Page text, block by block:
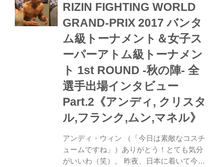
右ローがヒット、そして払い腰でテイクダ
ウン。サイドポジションからストークスの
顔面にヒザ蹴り、パウンドを落とし、腕十
字の体勢に入ったところで1Rが終了。
2R、ロ...
RIZIN FIGHTING WORLD
GRAND-PRIX 2017 バンタ
ム級トーナメント＆女子ス
ーパーアトム級トーナメン
ト 1st ROUND -秋の陣- 全
選手出場インタビュー
Part.2《アンディ, クリスタ
ル,フランク,ムン,マネル》
アンディ・ウィン （「今日は素敵なコスチ
ュームですね」）ありがとう！とても気分
がいいわ（笑）。 昨夜、日本に着いて今は